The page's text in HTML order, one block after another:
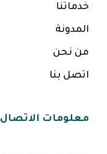
خدماتنا
المدونة
من نحن
اتصل بنا
معلومات الاتصال